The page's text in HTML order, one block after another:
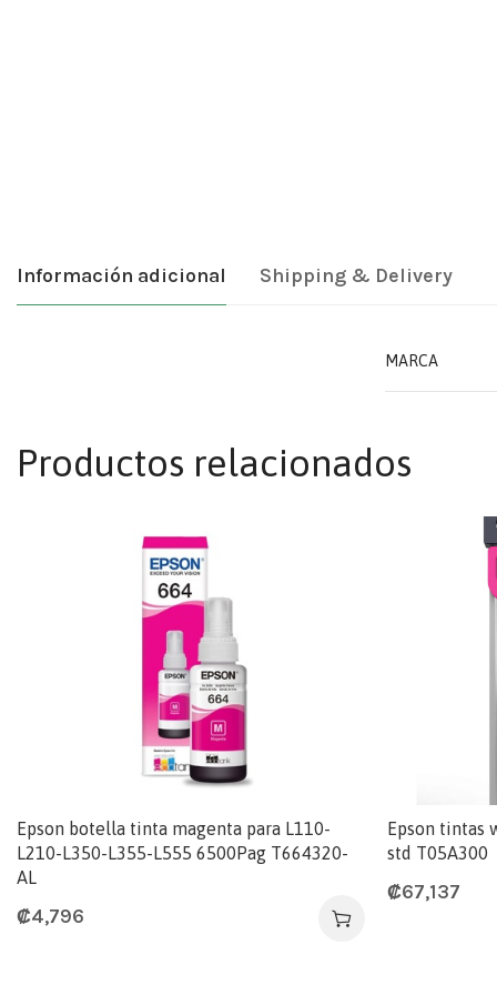
Información adicional Shipping & Delivery
MARCA
Productos relacionados
Epson botella tinta magenta para L110-
L210-L350-L355-L555 6500Pag T664320-
AL
₡4,796
Epson tintas
std T05A300
₡67,137